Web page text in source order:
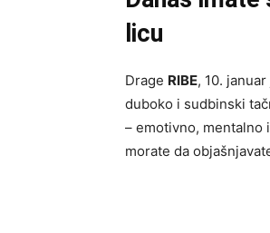
licu
Drage RIBE, 10.
duboko i sudbinski
– emotivno, mentalno
morate da